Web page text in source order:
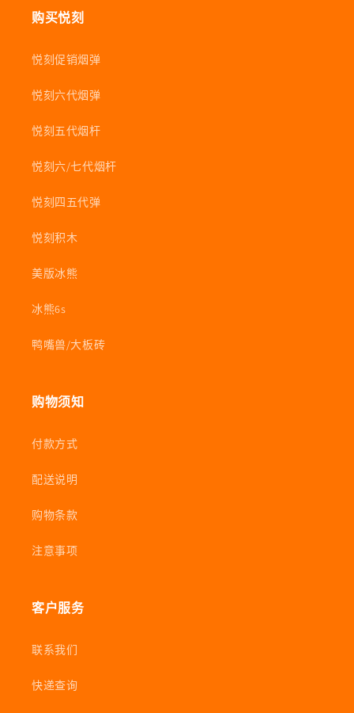
购买悦刻
悦刻促销烟弹
悦刻六代烟弹
悦刻五代烟杆
悦刻六/七代烟杆
悦刻四五代弹
悦刻积木
美版冰熊
冰熊6s
鸭嘴兽/大板砖
购物须知
付款方式
配送说明
购物条款
注意事项
客户服务
联系我们
快递查询